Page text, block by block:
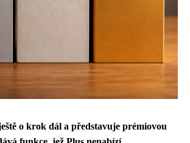
o krok dál a představuje prémiovou